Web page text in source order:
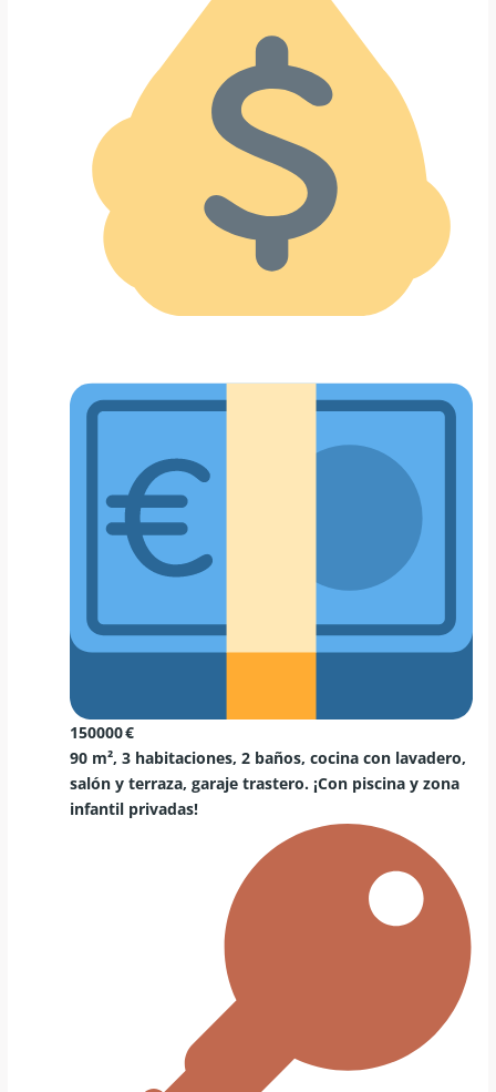
150000 €
90 m², 3 habitaciones, 2 baños, cocina con lavadero,
salón y terraza, garaje trastero. ¡Con piscina y zona
infantil privadas!